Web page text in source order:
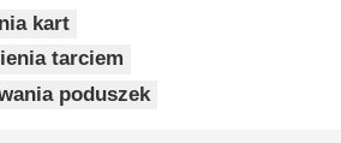
pakująca
drukarnie,Prace
, Energetyka i górnictwo,
reklamowa
kart
tarciem
poduszek